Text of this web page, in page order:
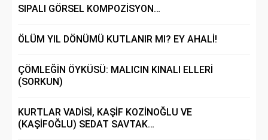
SIPALI GÖRSEL KOMPOZİSYON…
ÖLÜM YIL DÖNÜMÜ KUTLANIR MI? EY AHALİ!
ÇÖMLEĞİN ÖYKÜSÜ: MALICIN KINALI ELLERİ
(SORKUN)
KURTLAR VADİSİ, KAŞİF KOZİNOĞLU VE
(KAŞİFOĞLU) SEDAT SAVTAK…